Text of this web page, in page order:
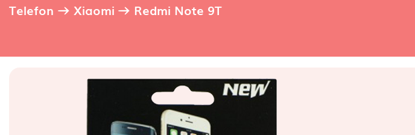
Telefon Xiaomi Redmi Note 9T